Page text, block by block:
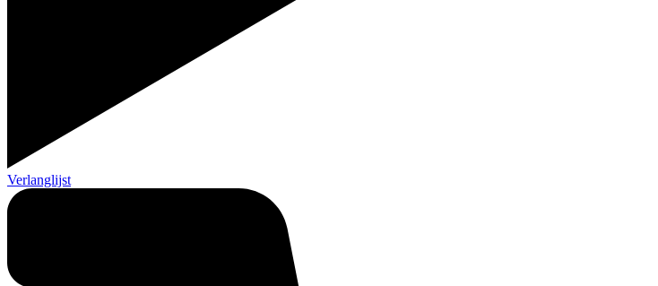
Verlanglijst